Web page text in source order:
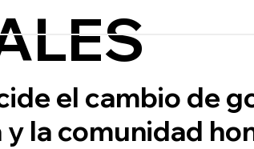
el cambio de
la comunidad